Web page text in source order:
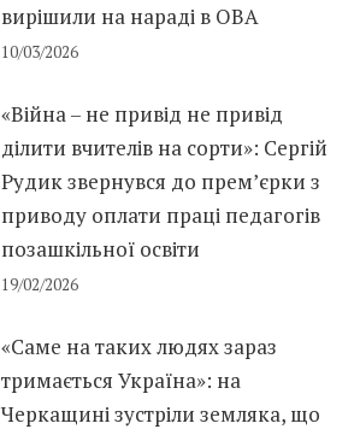
вирішили на нараді в ОВА
10/03/2026
«Війна – не привід не привід
ділити вчителів на сорти»: Сергій
Рудик звернувся до прем’єрки з
приводу оплати праці педагогів
позашкільної освіти
19/02/2026
«Саме на таких людях зараз
тримається Україна»: на
Черкащині зустріли земляка, що